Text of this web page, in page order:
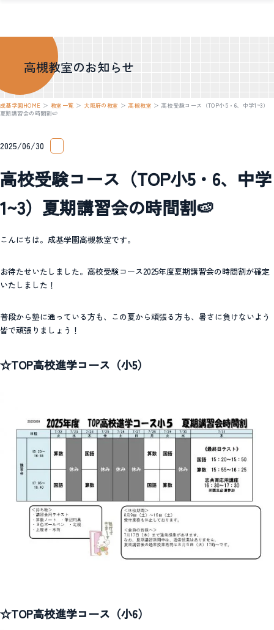
高槻教室のお知らせ
成基学園HOME ＞ 教室一覧 ＞ 大阪府の教室 ＞高槻教室 ＞高校受験コース（TOP小5・6、中学1~3）
夏期講習会の時間割🍉
2025/06/30
高校受験コース（TOP小5・6、中学
1~3）夏期講習会の時間割🍉
こんにちは。成基学園高槻教室です。
お待たせいたしました。高校受験コース2025年度夏期講習会の時間割が確定
いたしました！
普段から塾に通っている方も、この夏から頑張る方も、暑さに負けないよう
皆で頑張りましょう！
☆TOP高校進学コース（小5）
☆TOP高校進学コース（小6）